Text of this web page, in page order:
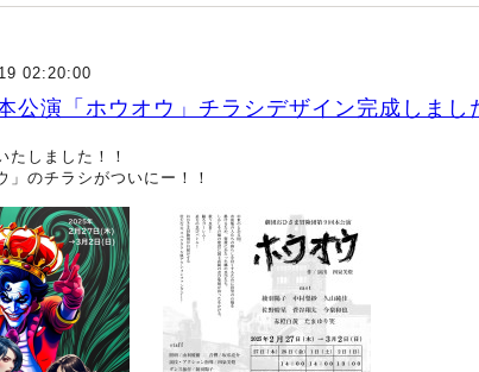
02:20:00
公演「ホウオウ」チラシデザイン完成しまし
たしました！！
」のチラシがついにー！！